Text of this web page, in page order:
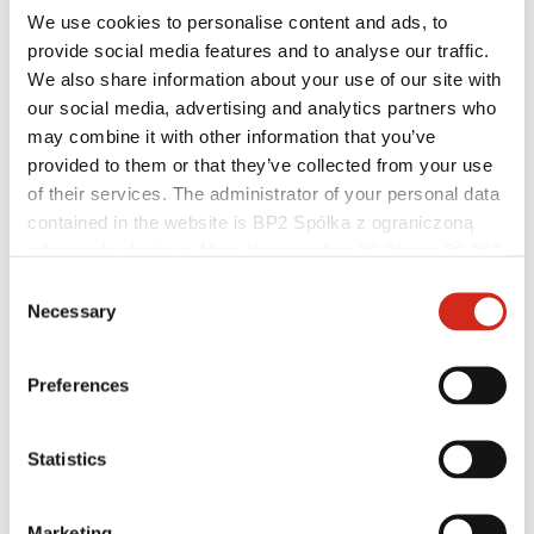
We use cookies to personalise content and ads, to
provide social media features and to analyse our traffic.
We also share information about your use of our site with
our social media, advertising and analytics partners who
may combine it with other information that you’ve
provided to them or that they’ve collected from your use
of their services. The administrator of your personal data
contained in the website is BP2 Spółka z ograniczoną
121387608.
Selection
Necessary
Preferences
Statistics
Baza wiedzy
Gdzie kupić?
Znajdź wykonawcę
Biblioteki BIM
Najczęściej Zadawane Pytania (FAQ)
Dla profesjonalistów